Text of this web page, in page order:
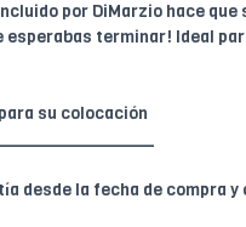
por DiMarzio hace
esperabas terminar! Ideal
su colocación
desde la fecha de compra